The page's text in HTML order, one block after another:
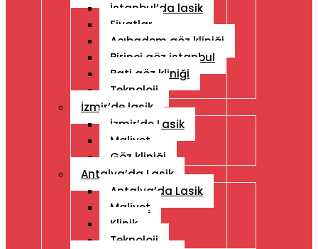
İstanbul’da lasik
Fiyatlar
Acıbadem göz kliniği
Birinci göz istanbul
Bati göz kliniği
Teknoloji
İzmir’de lasik
İzmir’de Lasik
Maliyet
Göz kliniği
Antalya’da Lasik
Antalya’da Lasik
Maliyet
Klinik
Teknoloji